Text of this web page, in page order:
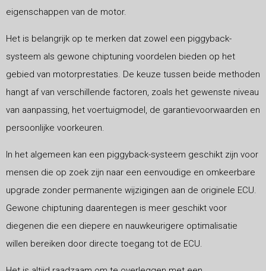
eigenschappen van de motor.
Het is belangrijk op te merken dat zowel een piggyback-
systeem als gewone chiptuning voordelen bieden op het
gebied van motorprestaties. De keuze tussen beide methoden
hangt af van verschillende factoren, zoals het gewenste niveau
van aanpassing, het voertuigmodel, de garantievoorwaarden en
persoonlijke voorkeuren.
In het algemeen kan een piggyback-systeem geschikt zijn voor
mensen die op zoek zijn naar een eenvoudige en omkeerbare
upgrade zonder permanente wijzigingen aan de originele ECU.
Gewone chiptuning daarentegen is meer geschikt voor
diegenen die een diepere en nauwkeurigere optimalisatie
willen bereiken door directe toegang tot de ECU.